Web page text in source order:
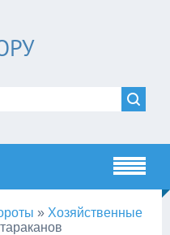
» Хозяйственные